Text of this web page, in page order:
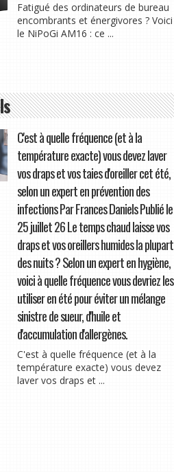
Fatigué des ordinateurs de bureau
encombrants et énergivores ? Voici
le NiPoGi AM16 : ce ...
C'est à quelle fréquence (et à la
température exacte) vous devez laver
vos draps et vos taies d'oreiller cet été,
selon un expert en prévention des
infections Par Frances Daniels Publié le
25 juillet 26 Le temps chaud laisse vos
draps et vos oreillers humides la plupart
des nuits ? Selon un expert en hygiène,
voici à quelle fréquence vous devriez les
utiliser en été pour éviter un mélange
sinistre de sueur, d'huile et
d'accumulation d'allergènes.
C'est à quelle fréquence (et à la
température exacte) vous devez
laver vos draps et ...